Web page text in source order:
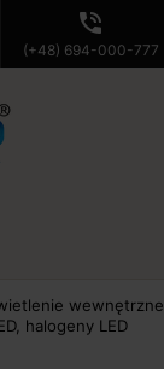
phone_in_talk
(+48) 694-000-777
wewnętrzne
halogeny LED